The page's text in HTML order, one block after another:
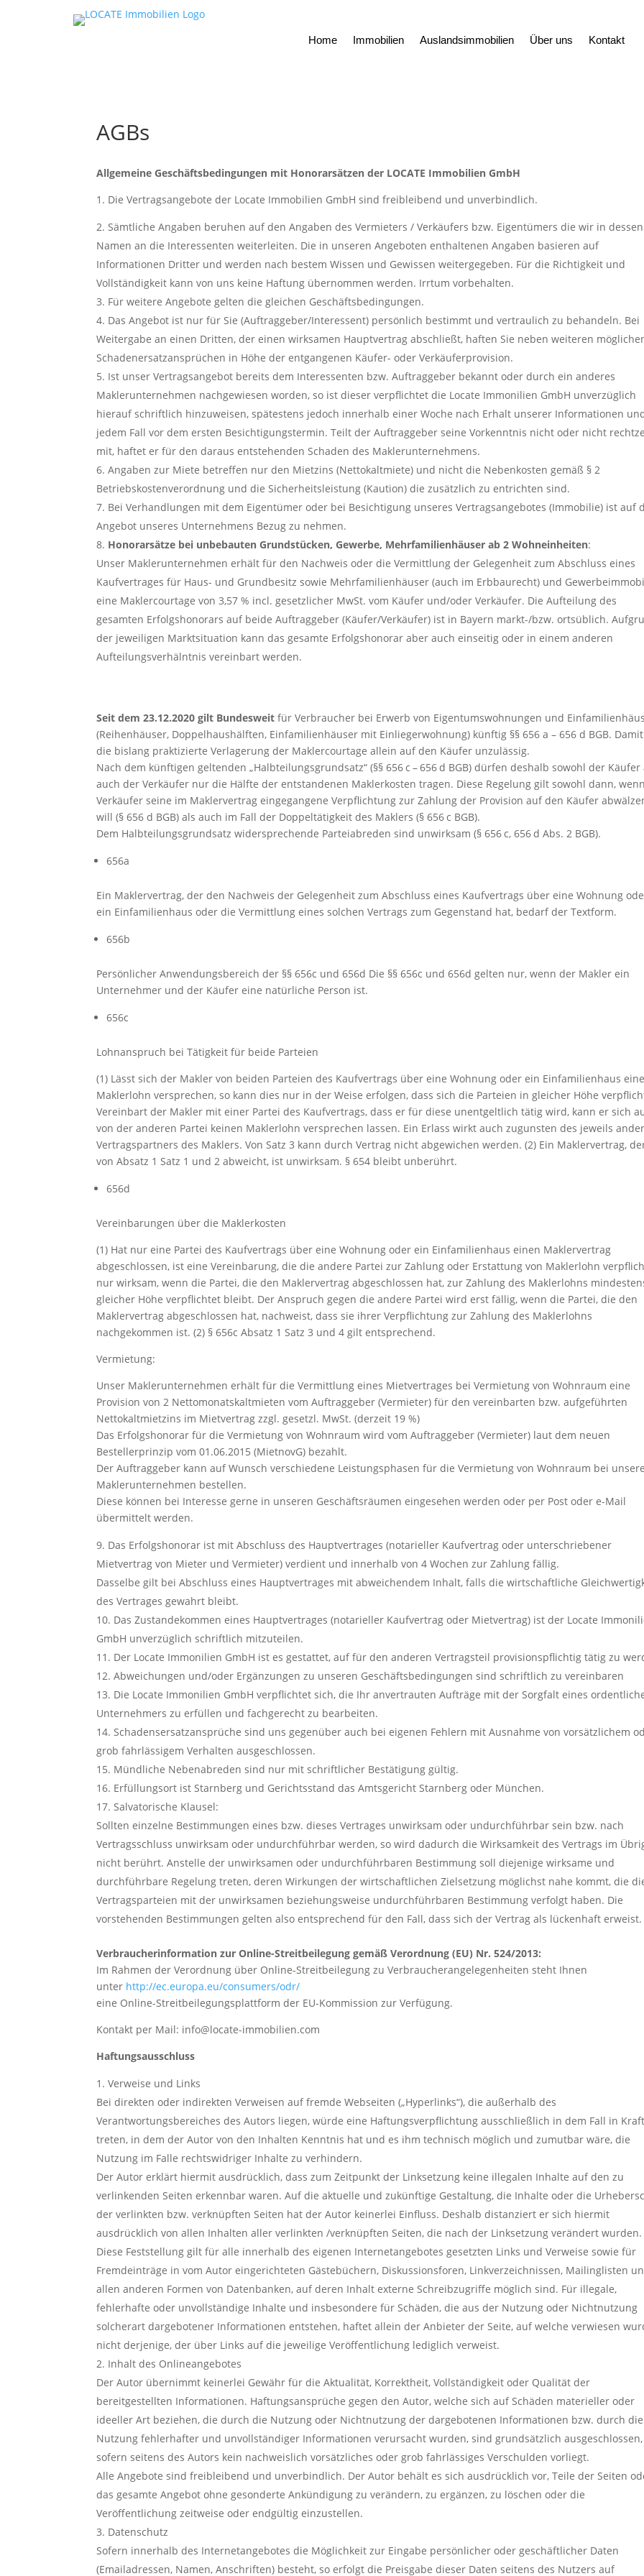
Home Immobilien Auslandsimmobilien Über uns Kontakt
AGBs
Allgemeine Geschäftsbedingungen mit Honorarsätzen der LOCATE Immobilien GmbH
1. Die Vertragsangebote der Locate Immobilien GmbH sind freibleibend und unverbindlich.
Sämtliche Angaben beruhen auf den Angaben des Vermieters / Verkäufers bzw. Eigentümers die wir in dessen
Namen an die Interessenten weiterleiten. Die in unseren Angeboten enthaltenen Angaben basieren auf
Informationen Dritter und werden nach bestem Wissen und Gewissen weitergegeben. Für die Richtigkeit und
Vollständigkeit kann von uns keine Haftung übernommen werden. Irrtum vorbehalten.
Für weitere Angebote gelten die gleichen Geschäftsbedingungen.
Das Angebot ist nur für Sie (Auftraggeber/Interessent) persönlich bestimmt und vertraulich zu behandeln. Bei
Weitergabe an einen Dritten, der einen wirksamen Hauptvertrag abschließt, haften Sie neben weiteren
Schadenersatzansprüchen in Höhe der entgangenen Käufer- oder Verkäuferprovision.
Ist unser Vertragsangebot bereits dem Interessenten bzw. Auftraggeber bekannt oder durch ein anderes
Maklerunternehmen nachgewiesen worden, so ist dieser verpflichtet die Locate Immonilien GmbH unverzüglich
hierauf schriftlich hinzuweisen, spätestens jedoch innerhalb einer Woche nach Erhalt unserer Informationen
jedem Fall vor dem ersten Besichtigungstermin. Teilt der Auftraggeber seine Vorkenntnis nicht oder nicht
mit, haftet er für den daraus entstehenden Schaden des Maklerunternehmens.
Angaben zur Miete betreffen nur den Mietzins (Nettokaltmiete) und nicht die Nebenkosten gemäß § 2
Betriebskostenverordnung und die Sicherheitsleistung (Kaution) die zusätzlich zu entrichten sind.
Bei Verhandlungen mit dem Eigentümer oder bei Besichtigung unseres Vertragsangebotes (Immobilie) ist auf
Angebot unseres Unternehmens Bezug zu nehmen.
Honorarsätze bei unbebauten Grundstücken, Gewerbe, Mehrfamilienhäuser ab 2 Wohneinheiten:
Unser Maklerunternehmen erhält für den Nachweis oder die Vermittlung der Gelegenheit zum Abschluss eines
Kaufvertrages für Haus- und Grundbesitz sowie Mehrfamilienhäuser (auch im Erbbaurecht) und
eine Maklercourtage von 3,57 % incl. gesetzlicher MwSt. vom Käufer und/oder Verkäufer. Die Aufteilung des
gesamten Erfolgshonorars auf beide Auftraggeber (Käufer/Verkäufer) ist in Bayern markt-/bzw. ortsüblich.
der jeweiligen Marktsituation kann das gesamte Erfolgshonorar aber auch einseitig oder in einem anderen
Aufteilungsverhälntnis vereinbart werden.
Seit dem 23.12.2020 gilt Bundesweit für Verbraucher bei Erwerb von Eigentumswohnungen und
(Reihenhäuser, Doppelhaushälften, Einfamilienhäuser mit Einliegerwohnung) künftig §§ 656 a – 656 d BGB.
die bislang praktizierte Verlagerung der Maklercourtage allein auf den Käufer unzulässig.
Nach dem künftigen geltenden „Halbteilungsgrundsatz“ (§§ 656 c – 656 d BGB) dürfen deshalb sowohl der Käufer
auch der Verkäufer nur die Hälfte der entstandenen Maklerkosten tragen. Diese Regelung gilt sowohl dann,
Verkäufer seine im Maklervertrag eingegangene Verpflichtung zur Zahlung der Provision auf den Käufer
will (§ 656 d BGB) als auch im Fall der Doppeltätigkeit des Maklers (§ 656 c BGB).
Dem Halbteilungsgrundsatz widersprechende Parteiabreden sind unwirksam (§ 656 c, 656 d Abs. 2 BGB).
656a
Ein Maklervertrag, der den Nachweis der Gelegenheit zum Abschluss eines Kaufvertrags über eine Wohnung
ein Einfamilienhaus oder die Vermittlung eines solchen Vertrags zum Gegenstand hat, bedarf der Textform.
656b
Persönlicher Anwendungsbereich der §§ 656c und 656d Die §§ 656c und 656d gelten nur, wenn der Makler ein
Unternehmer und der Käufer eine natürliche Person ist.
656c
Lohnanspruch bei Tätigkeit für beide Parteien
(1) Lässt sich der Makler von beiden Parteien des Kaufvertrags über eine Wohnung oder ein Einfamilienhaus
Maklerlohn versprechen, so kann dies nur in der Weise erfolgen, dass sich die Parteien in gleicher Höhe
Vereinbart der Makler mit einer Partei des Kaufvertrags, dass er für diese unentgeltlich tätig wird, kann er sich
von der anderen Partei keinen Maklerlohn versprechen lassen. Ein Erlass wirkt auch zugunsten des jeweils
Vertragspartners des Maklers. Von Satz 3 kann durch Vertrag nicht abgewichen werden. (2) Ein Maklervertrag,
von Absatz 1 Satz 1 und 2 abweicht, ist unwirksam. § 654 bleibt unberührt.
656d
Vereinbarungen über die Maklerkosten
(1) Hat nur eine Partei des Kaufvertrags über eine Wohnung oder ein Einfamilienhaus einen Maklervertrag
abgeschlossen, ist eine Vereinbarung, die die andere Partei zur Zahlung oder Erstattung von Maklerlohn
nur wirksam, wenn die Partei, die den Maklervertrag abgeschlossen hat, zur Zahlung des Maklerlohns
gleicher Höhe verpflichtet bleibt. Der Anspruch gegen die andere Partei wird erst fällig, wenn die Partei, die den
Maklervertrag abgeschlossen hat, nachweist, dass sie ihrer Verpflichtung zur Zahlung des Maklerlohns
nachgekommen ist. (2) § 656c Absatz 1 Satz 3 und 4 gilt entsprechend.
Vermietung:
Unser Maklerunternehmen erhält für die Vermittlung eines Mietvertrages bei Vermietung von Wohnraum eine
Provision von 2 Nettomonatskaltmieten vom Auftraggeber (Vermieter) für den vereinbarten bzw. aufgeführten
Nettokaltmietzins im Mietvertrag zzgl. gesetzl. MwSt. (derzeit 19 %)
Das Erfolgshonorar für die Vermietung von Wohnraum wird vom Auftraggeber (Vermieter) laut dem neuen
Bestellerprinzip vom 01.06.2015 (MietnovG) bezahlt.
Der Auftraggeber kann auf Wunsch verschiedene Leistungsphasen für die Vermietung von Wohnraum bei
Maklerunternehmen bestellen.
Diese können bei Interesse gerne in unseren Geschäftsräumen eingesehen werden oder per Post oder e-Mail
übermittelt werden.
Das Erfolgshonorar ist mit Abschluss des Hauptvertrages (notarieller Kaufvertrag oder unterschriebener
Mietvertrag von Mieter und Vermieter) verdient und innerhalb von 4 Wochen zur Zahlung fällig.
Dasselbe gilt bei Abschluss eines Hauptvertrages mit abweichendem Inhalt, falls die wirtschaftliche
des Vertrages gewahrt bleibt.
Das Zustandekommen eines Hauptvertrages (notarieller Kaufvertrag oder Mietvertrag) ist der Locate
GmbH unverzüglich schriftlich mitzuteilen.
Der Locate Immonilien GmbH ist es gestattet, auf für den anderen Vertragsteil provisionspflichtig tätig zu
Abweichungen und/oder Ergänzungen zu unseren Geschäftsbedingungen sind schriftlich zu vereinbaren
Die Locate Immonilien GmbH verpflichtet sich, die Ihr anvertrauten Aufträge mit der Sorgfalt eines
Unternehmers zu erfüllen und fachgerecht zu bearbeiten.
Schadensersatzansprüche sind uns gegenüber auch bei eigenen Fehlern mit Ausnahme von vorsätzlichem
grob fahrlässigem Verhalten ausgeschlossen.
Mündliche Nebenabreden sind nur mit schriftlicher Bestätigung gültig.
Erfüllungsort ist Starnberg und Gerichtsstand das Amtsgericht Starnberg oder München.
Salvatorische Klausel:
Sollten einzelne Bestimmungen eines bzw. dieses Vertrages unwirksam oder undurchführbar sein bzw. nach
Vertragsschluss unwirksam oder undurchführbar werden, so wird dadurch die Wirksamkeit des Vertrags im
nicht berührt. Anstelle der unwirksamen oder undurchführbaren Bestimmung soll diejenige wirksame und
durchführbare Regelung treten, deren Wirkungen der wirtschaftlichen Zielsetzung möglichst nahe kommt, die
Vertragsparteien mit der unwirksamen beziehungsweise undurchführbaren Bestimmung verfolgt haben. Die
vorstehenden Bestimmungen gelten also entsprechend für den Fall, dass sich der Vertrag als lückenhaft erweist.
Verbraucherinformation zur Online-Streitbeilegung gemäß Verordnung (EU) Nr. 524/2013:
Im Rahmen der Verordnung über Online-Streitbeilegung zu Verbraucherangelegenheiten steht Ihnen
unter http://ec.europa.eu/consumers/odr/
eine Online-Streitbeilegungsplattform der EU-Kommission zur Verfügung.
Kontakt per Mail: info@locate-immobilien.com
Haftungsausschluss
Verweise und Links
Bei direkten oder indirekten Verweisen auf fremde Webseiten („Hyperlinks“), die außerhalb des
Verantwortungsbereiches des Autors liegen, würde eine Haftungsverpflichtung ausschließlich in dem Fall in Kraft
treten, in dem der Autor von den Inhalten Kenntnis hat und es ihm technisch möglich und zumutbar wäre, die
Nutzung im Falle rechtswidriger Inhalte zu verhindern.
Der Autor erklärt hiermit ausdrücklich, dass zum Zeitpunkt der Linksetzung keine illegalen Inhalte auf den zu
verlinkenden Seiten erkennbar waren. Auf die aktuelle und zukünftige Gestaltung, die Inhalte oder die
der verlinkten bzw. verknüpften Seiten hat der Autor keinerlei Einfluss. Deshalb distanziert er sich hiermit
ausdrücklich von allen Inhalten aller verlinkten /verknüpften Seiten, die nach der Linksetzung verändert wurden.
Diese Feststellung gilt für alle innerhalb des eigenen Internetangebotes gesetzten Links und Verweise sowie für
Fremdeinträge in vom Autor eingerichteten Gästebüchern, Diskussionsforen, Linkverzeichnissen, Mailinglisten
allen anderen Formen von Datenbanken, auf deren Inhalt externe Schreibzugriffe möglich sind. Für illegale,
fehlerhafte oder unvollständige Inhalte und insbesondere für Schäden, die aus der Nutzung oder Nichtnutzung
solcherart dargebotener Informationen entstehen, haftet allein der Anbieter der Seite, auf welche verwiesen
nicht derjenige, der über Links auf die jeweilige Veröffentlichung lediglich verweist.
Inhalt des Onlineangebotes
Der Autor übernimmt keinerlei Gewähr für die Aktualität, Korrektheit, Vollständigkeit oder Qualität der
bereitgestellten Informationen. Haftungsansprüche gegen den Autor, welche sich auf Schäden materieller oder
ideeller Art beziehen, die durch die Nutzung oder Nichtnutzung der dargebotenen Informationen bzw. durch die
Nutzung fehlerhafter und unvollständiger Informationen verursacht wurden, sind grundsätzlich ausgeschlossen,
sofern seitens des Autors kein nachweislich vorsätzliches oder grob fahrlässiges Verschulden vorliegt.
Alle Angebote sind freibleibend und unverbindlich. Der Autor behält es sich ausdrücklich vor, Teile der Seiten
das gesamte Angebot ohne gesonderte Ankündigung zu verändern, zu ergänzen, zu löschen oder die
Veröffentlichung zeitweise oder endgültig einzustellen.
Datenschutz
Sofern innerhalb des Internetangebotes die Möglichkeit zur Eingabe persönlicher oder geschäftlicher Daten
(Emailadressen, Namen, Anschriften) besteht, so erfolgt die Preisgabe dieser Daten seitens des Nutzers auf